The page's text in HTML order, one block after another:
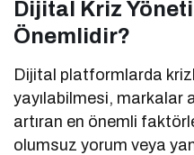
Dijital Kriz
Önemlidir?
Dijital platformlarda
yayılabilmesi, markalar
artıran en önemli
olumsuz yorum veya